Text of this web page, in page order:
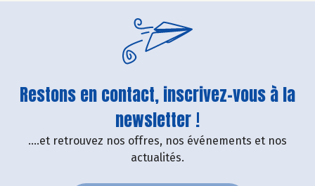
Restons en contact, inscrivez-vous à la
newsletter !
....et retrouvez nos offres, nos événements et nos
actualités.